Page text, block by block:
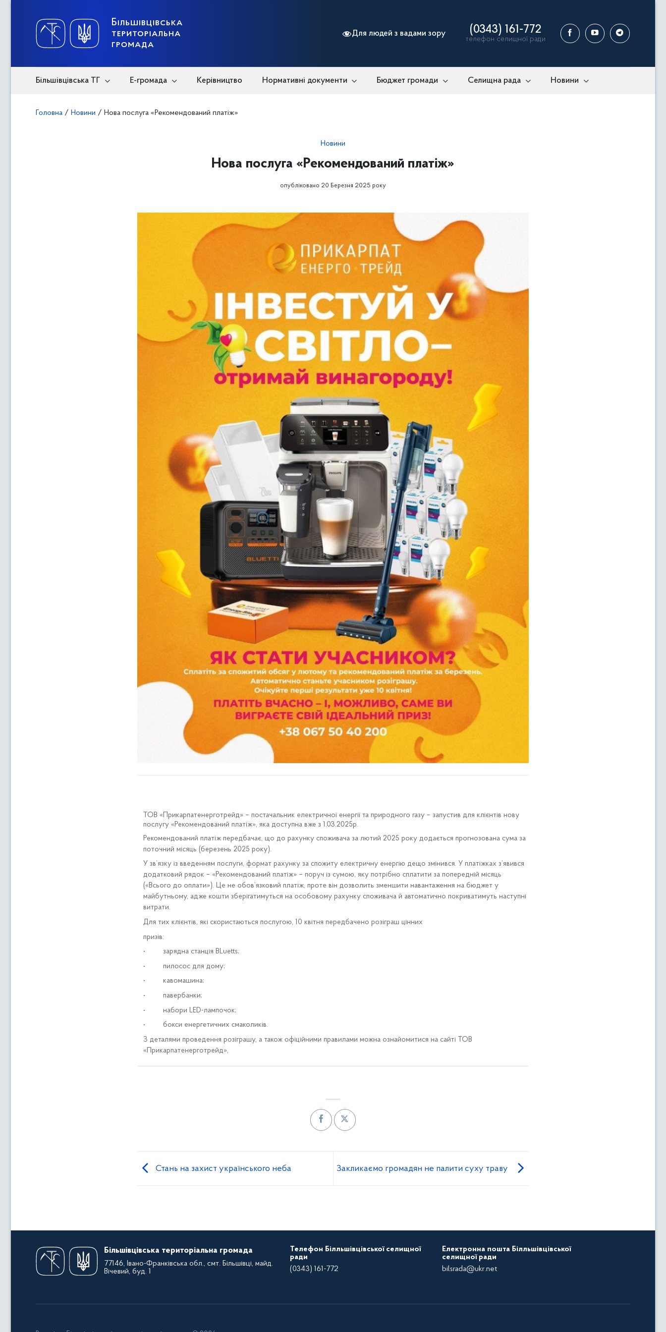
Більшівцівська
територіальна
громада
Для людей з вадами зору (0343) 161-772
телефон селищної ради
Більшівцівська ТГ Е-громада Керівництво Нормативні документи Бюджет громади Селищна рада Новини
Головна / Новини / Нова послуга «Рекомендований платіж»
Новини
Нова послуга «Рекомендований платіж»
опубліковано 20 Березня 2025 року
ТОВ «Прикарпатенерготрейд» – постачальник електричної енергії та природного газу – запустив для клієнтів нову
послугу «Рекомендований платіж», яка доступна вже з 1.03.2025р.
Рекомендований платіж передбачає, що до рахунку споживача за лютий 2025 року додається прогнозована сума за
поточний місяць (березень 2025 року).
У зв’язку із введенням послуги, формат рахунку за спожиту електричну енергію дещо змінився. У платіжках з’явився
додатковий рядок – «Рекомендований платіж» – поруч із сумою, яку потрібно сплатити за попередній місяць
(«Всього до оплати»). Це не обов’язковий платіж, проте він дозволить зменшити навантаження на бюджет у
майбутньому, адже кошти зберігатимуться на особовому рахунку споживача й автоматично покриватимуть наступні
витрати.
Для тих клієнтів, які скористаються послугою, 10 квітня передбачено розіграш цінних
призів:
• зарядна станція BLuetts;
• пилосос для дому;
• кавомашина;
• павербанки;
• набори LED-лампочок;
• бокси енергетичних смаколиків.
З деталями проведення розіграшу, а також офіційними правилами можна ознайомитися на сайті ТОВ
«Прикарпатенерготрейд»,
Стань на захист українського неба Закликаємо громадян не палити суху траву
Більшівцівська територіальна громада
77146, Івано-Франківська обл., смт. Більшівці, майд.
Вічевий, буд. 1
Телефон Білльшівцівської селищної
ради
(0343) 161-772
Електронна пошта Білльшівцівської
селищної ради
bilsrada@ukr.net